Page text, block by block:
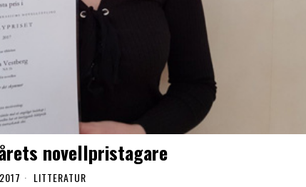
novellpristagare
LITTERATUR